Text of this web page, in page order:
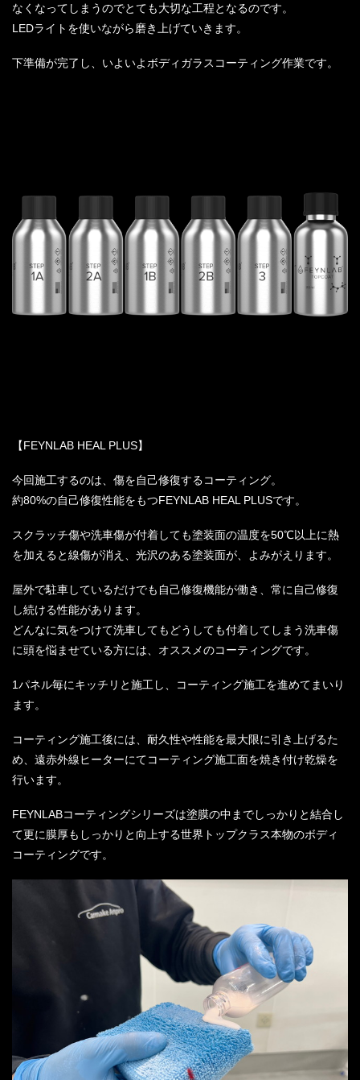
なくなってしまうのでとても大切な工程となるのです。
LEDライトを使いながら磨き上げていきます。
下準備が完了し、いよいよボディガラスコーティング作業です。
【FEYNLAB HEAL PLUS】
今回施工するのは、傷を自己修復するコーティング。
約80%の自己修復性能をもつFEYNLAB HEAL PLUSです。
スクラッチ傷や洗車傷が付着しても塗装面の温度を50℃以上に熱
を加えると線傷が消え、光沢のある塗装面が、よみがえります。
屋外で駐車しているだけでも自己修復機能が働き、常に自己修復
し続ける性能があります。
どんなに気をつけて洗車してもどうしても付着してしまう洗車傷
に頭を悩ませている方には、オススメのコーティングです。
1パネル毎にキッチリと施工し、コーティング施工を進めてまいり
ます。
コーティング施工後には、耐久性や性能を最大限に引き上げるた
め、遠赤外線ヒーターにてコーティング施工面を焼き付け乾燥を
行います。
FEYNLABコーティングシリーズは塗膜の中までしっかりと結合し
て更に膜厚もしっかりと向上する世界トップクラス本物のボディ
コーティングです。